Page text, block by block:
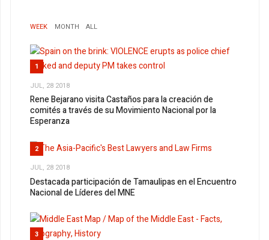
WEEK MONTH ALL
1
JUL, 28 2018
Rene Bejarano visita Castaños para la creación de
comités a través de su Movimiento Nacional por la
Esperanza
2
JUL, 28 2018
Destacada participación de Tamaulipas en el Encuentro
Nacional de Líderes del MNE
3